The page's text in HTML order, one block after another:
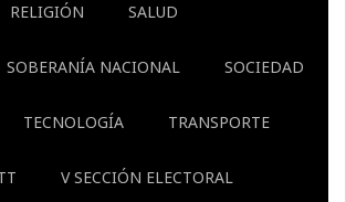
RELIGIÓN SALUD
SOBERANÍA NACIONAL SOCIEDAD
TECNOLOGÍA TRANSPORTE
V SECCIÓN ELECTORAL